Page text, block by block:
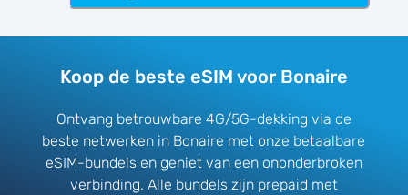
Koop de beste eSIM voor Bonaire
Ontvang betrouwbare 4G/5G-dekking via de
beste netwerken in Bonaire met onze betaalbare
eSIM-bundels en geniet van een ononderbroken
verbinding. Alle bundels zijn prepaid met